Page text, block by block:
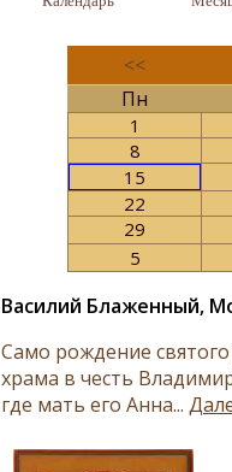
<<
Пн
1
8
15
22
29
5
Василий Блаженный,
Само рождение
храма в честь
где мать его Анна...